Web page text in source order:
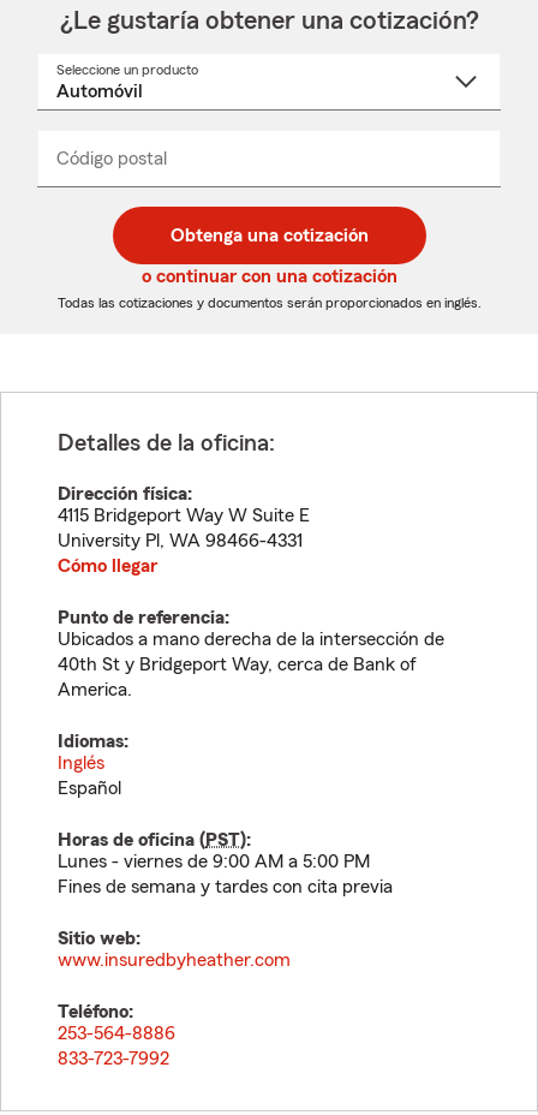
¿Le gustaría obtener una cotización?
Seleccione un producto
desplegable
Código postal
de
5
dígitos
de
5
dígitos
_____
Obtenga una cotización
o continuar con una cotización
Todas las cotizaciones y documentos serán proporcionados en inglés.
Detalles de la oficina:
Dirección física:
4115 Bridgeport Way W Suite E
University Pl , WA 98466-4331
Cómo llegar
Punto de referencia:
Ubicados a mano derecha de la intersección de
40th St y Bridgeport Way, cerca de Bank of
America.
Idiomas:
Inglés
Español
Horas de oficina (PST):
Lunes - viernes de 9:00 AM a 5:00 PM
Fines de semana y tardes con cita previa
Sitio web:
www.insuredbyheather.com
Teléfono:
253-564-8886
833-723-7992